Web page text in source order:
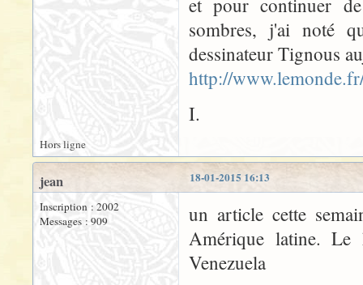
et pour continuer
sombres, j'ai noté
dessinateur Tignous
http://
I.
Hors ligne
18-01-2015 16:13
jean
Inscription : 2002
Messages : 909
un article cette
Amérique latine. Le
Venezuela